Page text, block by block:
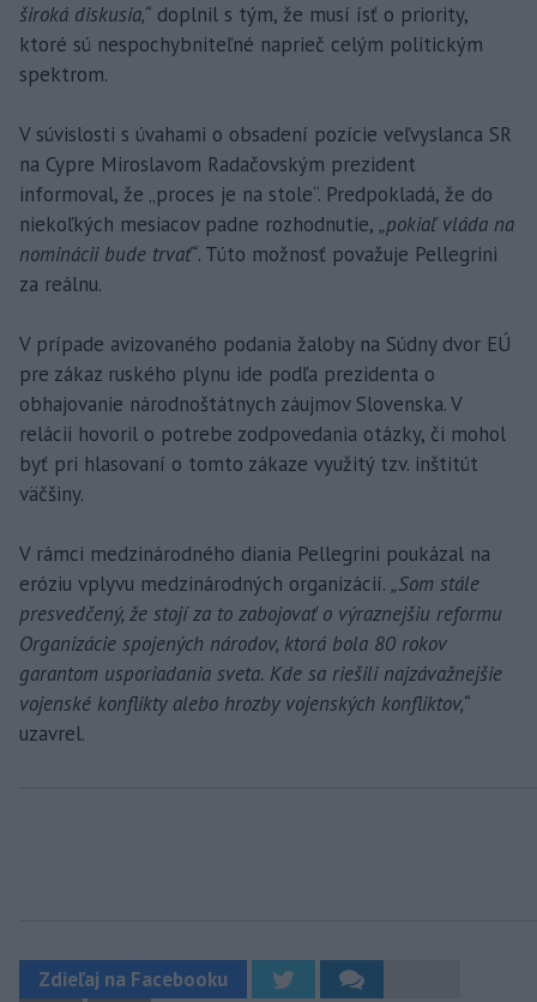
široká diskusia,“ doplnil s tým, že musí ísť o priority,
ktoré sú nespochybniteľné naprieč celým politickým
spektrom.
V súvislosti s úvahami o obsadení pozície veľvyslanca SR
na Cypre Miroslavom Radačovským prezident
informoval, že „proces je na stole“. Predpokladá, že do
niekoľkých mesiacov padne rozhodnutie, „pokiaľ vláda na
nominácii bude trvať“. Túto možnosť považuje Pellegrini
za reálnu.
V prípade avizovaného podania žaloby na Súdny dvor EÚ
pre zákaz ruského plynu ide podľa prezidenta o
obhajovanie národnoštátnych záujmov Slovenska. V
relácii hovoril o potrebe zodpovedania otázky, či mohol
byť pri hlasovaní o tomto zákaze využitý tzv. inštitút
väčšiny.
V rámci medzinárodného diania Pellegrini poukázal na
eróziu vplyvu medzinárodných organizácií. „Som stále
presvedčený, že stojí za to zabojovať o výraznejšiu reformu
Organizácie spojených národov, ktorá bola 80 rokov
garantom usporiadania sveta. Kde sa riešili najzávažnejšie
vojenské konflikty alebo hrozby vojenských konfliktov,“
uzavrel.
Zdieľaj na Facebooku